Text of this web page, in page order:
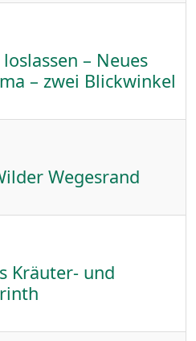
– Neues
– zwei Blickwinkel
Wegesrand
Kräuter- und